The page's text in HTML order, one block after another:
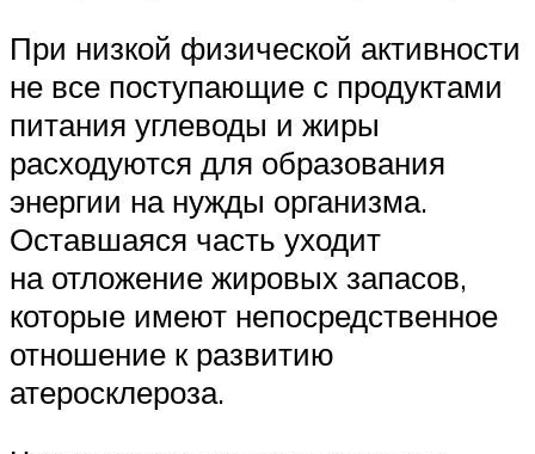
При низкой физической активности
не все поступающие с продуктами
питания углеводы и жиры
расходуются для образования
энергии на нужды организма.
Оставшаяся часть уходит
на отложение жировых запасов,
которые имеют непосредственное
отношение к развитию
атеросклероза.